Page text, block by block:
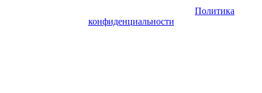
Политика
конфиденциальности